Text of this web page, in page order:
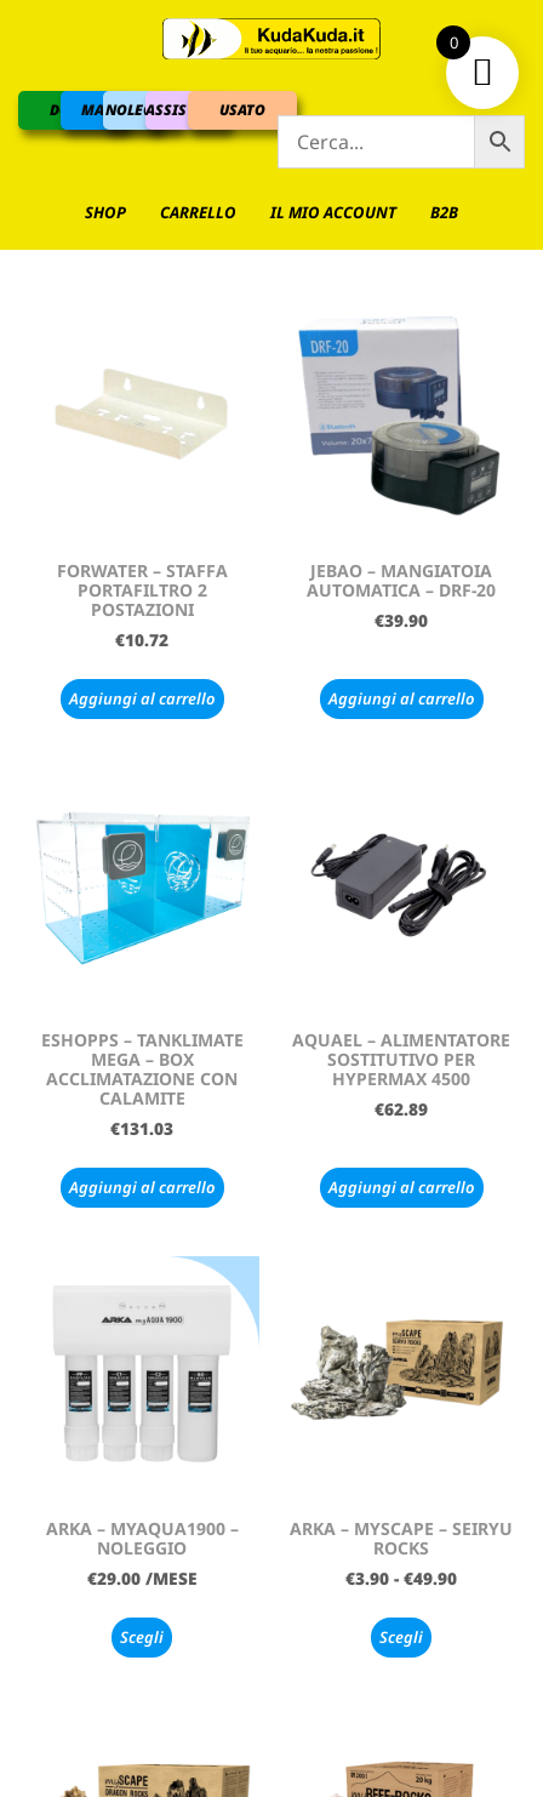
DOLCEMARINO
NOLEGGIOASSISTENZAUSATO
SHOP CARRELLO IL MIO ACCOUNT B2B
FORWATER – STAFFA
PORTAFILTRO 2
POSTAZIONI
€10.72
Aggiungi al carrello
JEBAO – MANGIATOIA
AUTOMATICA – DRF-20
€39.90
Aggiungi al carrello
ESHOPPS – TANKLIMATE
MEGA – BOX
ACCLIMATAZIONE CON
CALAMITE
€131.03
Aggiungi al carrello
AQUAEL – ALIMENTATORE
SOSTITUTIVO PER
HYPERMAX 4500
€62.89
Aggiungi al carrello
ARKA – MYAQUA1900 –
NOLEGGIO
€29.00 /MESE
Scegli
ARKA – MYSCAPE – SEIRYU
ROCKS
€3.90 - €49.90
Scegli
0